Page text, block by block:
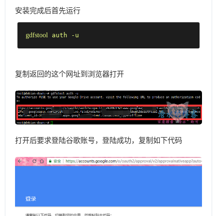
安装完成后首先运行
gdfstool auth -u
复制返回的这个网址到浏览器打开
打开后要求登陆谷歌账号，登陆成功，复制如下代码